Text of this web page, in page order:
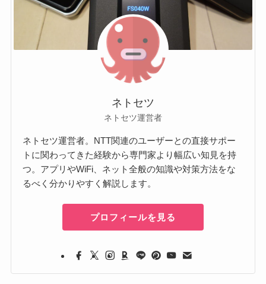
ネトセツ
ネトセツ運営者
ネトセツ運営者。NTT関連のユーザーとの直接サポー
トに関わってきた経験から専門家より幅広い知見を持
つ。アプリやWiFi、ネット全般の知識や対策方法をな
るべく分かりやすく解説します。
プロフィールを見る